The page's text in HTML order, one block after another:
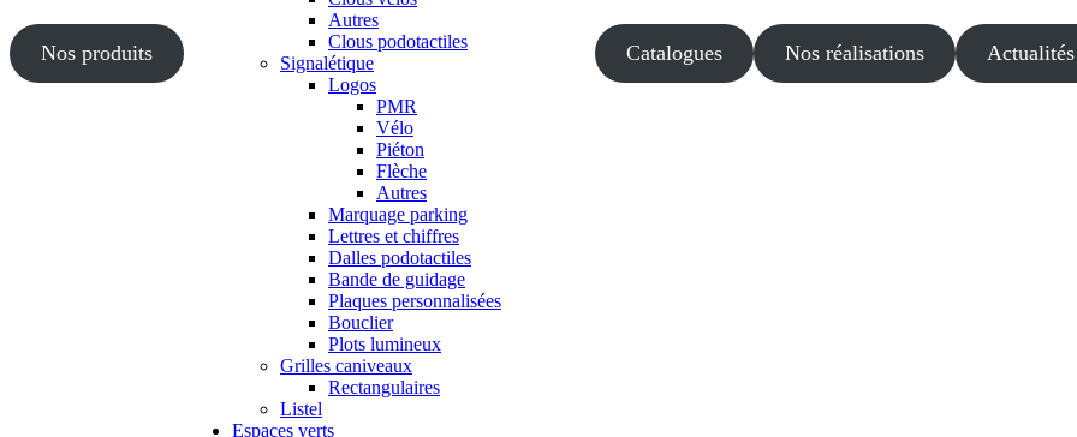
Nos produits
Autres
Clous podotactiles
Signalétique
Logos
PMR
Vélo
Piéton
Flèche
Autres
Marquage parking
Lettres et chiffres
Dalles podotactiles
Bande de guidage
Plaques personnalisées
Bouclier
Plots lumineux
Grilles caniveaux
Rectangulaires
Listel
Espaces verts
Catalogues Nos réalisations Actualités